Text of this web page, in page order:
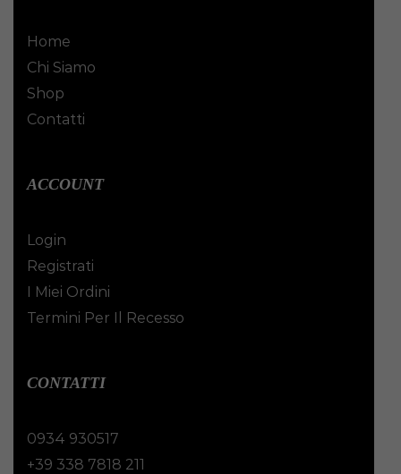
Home
Chi Siamo
Shop
Contatti
ACCOUNT
Login
Registrati
I Miei Ordini
Termini Per Il Recesso
CONTATTI
0934 930517
+39 338 7818 211